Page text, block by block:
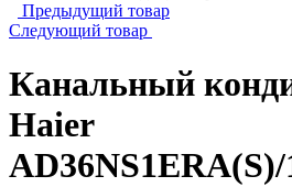
Предыдущий товар
Следующий товар
Канальный
Haier